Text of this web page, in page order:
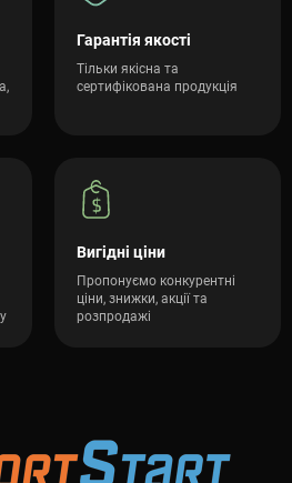
Гарантія якості
Тільки якісна та
сертифікована продукція
Вигідні ціни
Пропонуємо конкурентні
ціни, знижки, акції та
розпродажі